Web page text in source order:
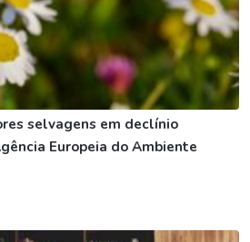
selvagens em declínio
Europeia do Ambiente